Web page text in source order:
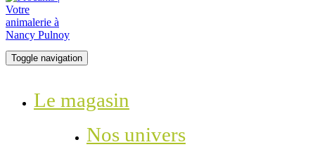
Toggle navigation
Le magasin
Nos univers